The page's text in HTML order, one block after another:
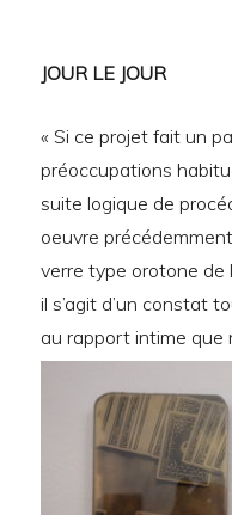
JOUR LE JOUR
« Si ce projet fait un
préoccupations
suite logique de
oeuvre
verre type orotone de
il s’agit d’un constat
au rapport intime que